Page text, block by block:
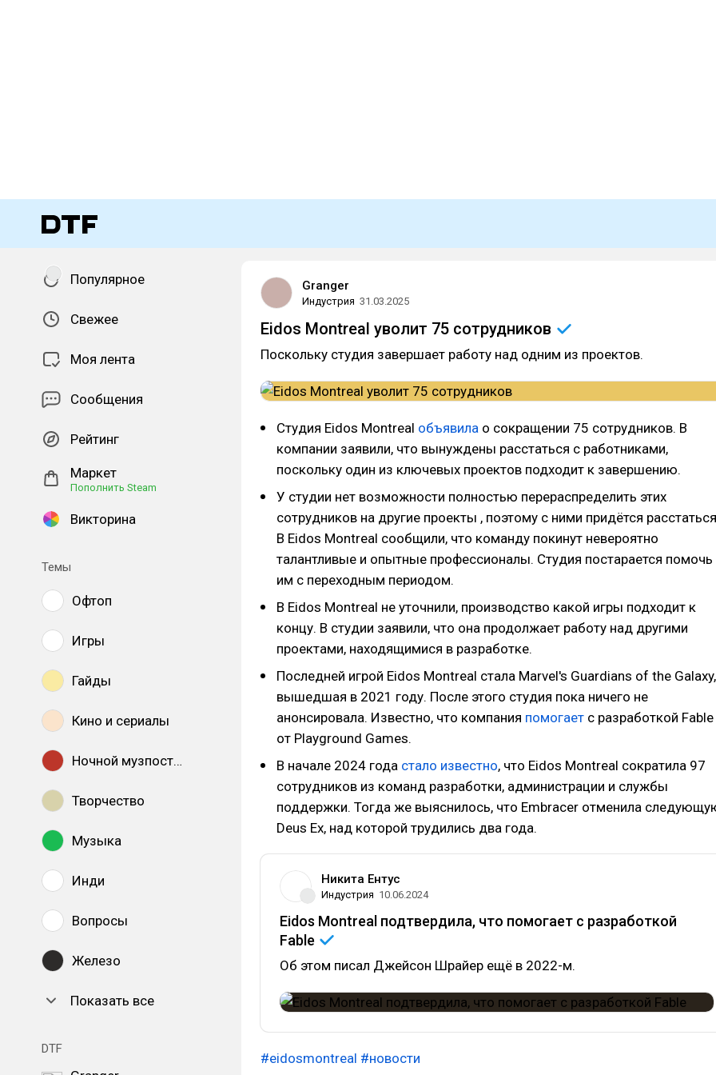
Популярное
Свежее
Моя лента
Сообщения
Рейтинг
Маркет
Пополнить Steam
Викторина
Темы
Офтоп
Игры
Гайды
Кино и сериалы
Ночной музпостинг
Творчество
Музыка
Инди
Вопросы
Железо
Показать все
DTF
Granger
Индустрия 31.03.2025
Eidos Montreal уволит 75 сотрудников
Поскольку студия завершает работу над одним из проектов.
Студия Eidos Montreal объявила о сокращении 75 сотрудников. В
компании заявили, что вынуждены расстаться с работниками,
поскольку один из ключевых проектов подходит к завершению.
У студии нет возможности полностью перераспределить этих
сотрудников на другие проекты , поэтому с ними придётся
В Eidos Montreal сообщили, что команду покинут невероятно
талантливые и опытные профессионалы. Студия постарается помочь
им с переходным периодом.
В Eidos Montreal не уточнили, производство какой игры подходит к
концу. В студии заявили, что она продолжает работу над другими
проектами, находящимися в разработке.
Последней игрой Eidos Montreal стала Marvel's Guardians of the Galaxy,
вышедшая в 2021 году. После этого студия пока ничего не
анонсировала. Известно, что компания помогает с разработкой Fable
от Playground Games.
В начале 2024 года стало известно, что Eidos Montreal сократила 97
сотрудников из команд разработки, администрации и службы
поддержки. Тогда же выяснилось, что Embracer отменила
Deus Ex, над которой трудились два года.
Никита Ентус
Индустрия 10.06.2024
Eidos Montreal подтвердила, что помогает с разработкой
Fable
Об этом писал Джейсон Шрайер ещё в 2022-м.
#eidosmontreal #новости